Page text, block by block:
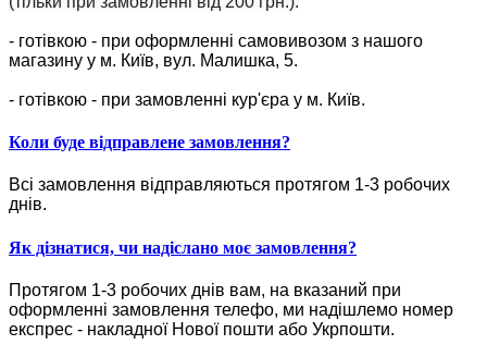
- готівкою - при оформленні самовивозом з нашого
магазину у м. Київ, вул. Малишка, 5.
- готівкою - при замовленні кур'єра у м. Київ.
Коли буде відправлене замовлення?
Всі замовлення відправляються протягом 1-3 робочих
днів.
Як дізнатися, чи надіслано моє замовлення?
Протягом 1-3 робочих днів вам, на вказаний при
оформленні замовлення телефо, ми надішлемо номер
експрес - накладної Нової пошти або Укрпошти.